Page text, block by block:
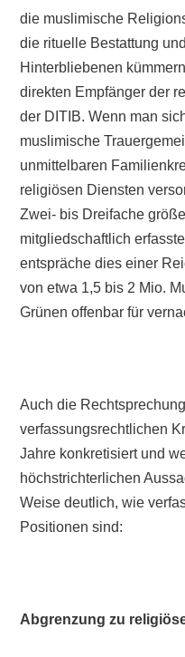
die muslimische
die rituelle Bestattung
Hinterbliebenen
direkten Empfänger der
der DITIB. Wenn man
muslimische
unmittelbaren
religiösen Diensten
Zwei- bis Dreifache
mitgliedschaftlich
entspräche dies einer
von etwa 1,5 bis 2 Mio.
Grünen offenbar für
Auch die
verfassungsrechtlichen
Jahre konkretisiert und
höchstrichterlichen
Weise deutlich, wie
Positionen sind:
Abgrenzung zu